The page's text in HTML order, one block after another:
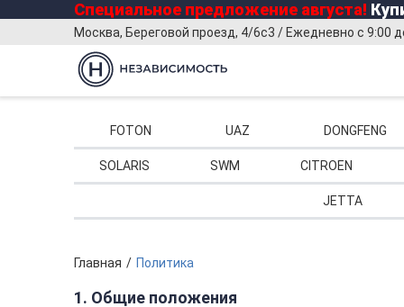
Специальное предложение августа!
Москва, Береговой проезд, 4/6с3 / Ежедневно с 9:00
FOTON UAZ DONGFENG
SOLARIS SWM CITROEN
JETTA
Главная Политика
1. Общие положения